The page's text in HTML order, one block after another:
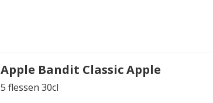
Apple Bandit Classic Apple
5 flessen 30cl